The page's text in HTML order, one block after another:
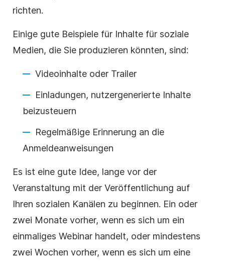
richten.
Einige gute Beispiele für Inhalte für soziale
Medien, die Sie produzieren könnten, sind:
Videoinhalte oder Trailer
Einladungen, nutzergenerierte Inhalte
beizusteuern
Regelmäßige Erinnerung an die
Anmeldeanweisungen
Es ist eine gute Idee, lange vor der
Veranstaltung mit der Veröffentlichung auf
Ihren sozialen Kanälen zu beginnen. Ein oder
zwei Monate vorher, wenn es sich um ein
einmaliges Webinar handelt, oder mindestens
zwei Wochen vorher, wenn es sich um eine